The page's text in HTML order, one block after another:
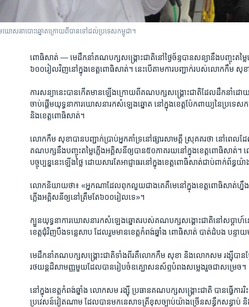
ឃោសនា​​បោះឆ្នោត​​ក្រោយពី​​បាន​ទៅ​ដល់​​ប្រទេស​​កម្ពុជា។​​
ពោធិសាត់ —មេដឹកនាំ​គណបក្ស​សង្គ្រោះ​ជាតិ​នៅ​ថ្ងៃ​ច័ន្ទ​បាន​សន្យា​នឹង​បញ្ចុះ​ត
៦០០រៀល​វិញ​នៅក្នុង​ខេត្ត​ពោធិសាត់។ ​នេះ​បើតាម​ការបញ្ជាក់​របស់​លោក​កឹម សុ
ការ​សន្យា​នេះ​បាន​កើតមាន​ឡើង​ក្រោយ​ពី​គណបក្ស​សង្គ្រោះ​ជាតិ​ដែល​ដឹកនាំ​
ចាប់ផ្តើម​យុទ្ធនា​ការ​ឃោសនា​រក​សំឡេង​ឆ្នោត ​នៅក្នុង​ខេត្ត​ប៉ែក​ពាយ្យ​នៃ​ប្រទេស​ក
​និង​ខេត្ត​ពោធិសាត់។​
លោក​កឹម សុខាបានបញ្ជាក់​ប្រាប់​អ្នក​គាំទ្រ​នៅ​ផ្សារ​សាមគ្គី​ ស្រុគ​គរ​ថា នៅ​ពេល​
គណបក្សនឹង​បញ្ចុះ​តម្លៃ​ភ្លើង​អគ្គិសនី​ឲ្យ​បាន​៥០​ភាគ​រយ​នៅ​ក្នុង​ខេត្ត​ពោធិសាត់។
បច្ចុប្បន្ន​នេះ​ឡើងថ្លៃ ​ដោយសារ​តែ​អាជ្ញាធរ​នៅក្នុង​ខេត្ត​ពោធិសាត់​ជាប់​ពាក់​ព័ន្ធ​
លោក​និយាយថា៖​ «អ្នកណា​ដែល​ពុក​លួយ​ជាង​គេ​គឺ​មេ​នៅក្នុង​ខេត្ត​ពោធិសាត់​ហ្នឹង​
ភ្លើង​អគ្គិសនី​ឲ្យ​នៅត្រឹម​តែ​៦០០​រៀល​ទេ»។​
ក្បួន​យុទ្ធនា​ការ​ឃោសនា​រក​សំឡេង​ឆ្នោត​របស់​គណបក្ស​ស​ង្គោះ​ជាតិ​នៅ​សប្តាហ៍​ន
ខេត្ត​ជុំវិញ​បឹង​ទន្លេសាប​ ដែល​រួមមាន​ខេត្ត​កំពង់ឆ្នាំង​ ពោធិសាត់ ​បាត់ដំបង​ បន្ទ
មេដឹកនាំ​គណបក្ស​សង្គ្រោះ​ជាតិ​ទាំងពីរ​គឺ​លោក​កឹម សុខា ​និង​លោក​សម រង្ស៊ី​បាន​ថ្
រថយន្ត​ដ៏​សាមញ្ញ​មួយ​ដែល​បានរៀបចំ​ឧគ្ឃោ​សន​ស័ព្ទ​បំពង​សម្លេង​រួច​ជា​សម្រេច។​
នៅក្នុង​ខេត្ត​កំពង់ឆ្នាំង​ លោក​សម រង្ស៊ី ​ប្រធាន​គណបក្ស​សង្គ្រោះ​ជាតិ​ បាន​ធ្វើកា
ប្រវេសន៍​វៀតណាម​ ដែល​បាន​មក​នេសាទ​ត្រី​ខុស​ច្បាប់​យ៉ាងច្រើន​សន្ធឹកសន្ធាប់